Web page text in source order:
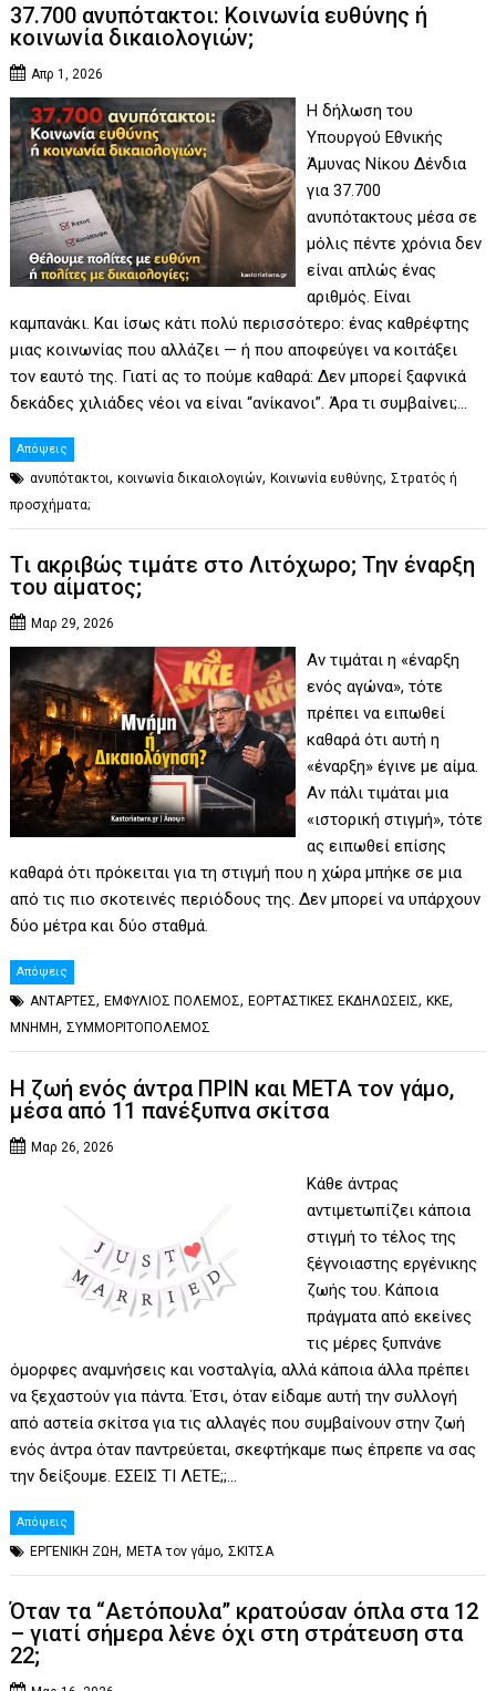
37.700 ανυπότακτοι: Κοινωνία ευθύνης ή
κοινωνία δικαιολογιών;
Απρ 1, 2026
Η δήλωση του
Υπουργού Εθνικής
Άμυνας Νίκου Δένδια
για 37.700
ανυπότακτους μέσα σε
μόλις πέντε χρόνια δεν
είναι απλώς ένας
αριθμός. Είναι
καμπανάκι. Και ίσως κάτι πολύ περισσότερο: ένας καθρέφτης
μιας κοινωνίας που αλλάζει — ή που αποφεύγει να κοιτάξει
τον εαυτό της. Γιατί ας το πούμε καθαρά: Δεν μπορεί ξαφνικά
δεκάδες χιλιάδες νέοι να είναι “ανίκανοι”. Άρα τι συμβαίνει;…
Απόψεις
ανυπότακτοι,κοινωνία δικαιολογιών,Κοινωνία ευθύνης,Στρατός ή
προσχήματα;
Τι ακριβώς τιμάτε στο Λιτόχωρο; Την έναρξη
του αίματος;
Μαρ 29, 2026
Αν τιμάται η «έναρξη
ενός αγώνα», τότε
πρέπει να ειπωθεί
καθαρά ότι αυτή η
«έναρξη» έγινε με αίμα.
Αν πάλι τιμάται μια
«ιστορική στιγμή», τότε
ας ειπωθεί επίσης
καθαρά ότι πρόκειται για τη στιγμή που η χώρα μπήκε σε μια
από τις πιο σκοτεινές περιόδους της. Δεν μπορεί να υπάρχουν
δύο μέτρα και δύο σταθμά.
Απόψεις
ΑΝΤΑΡΤΕΣ,ΕΜΦΥΛΙΟΣ ΠΟΛΕΜΟΣ,ΕΟΡΤΑΣΤΙΚΕΣ ΕΚΔΗΛΩΣΕΙΣ,ΚΚΕ,
ΜΝΗΜΗ,ΣΥΜΜΟΡΙΤΟΠΟΛΕΜΟΣ
Η ζωή ενός άντρα ΠΡΙΝ και ΜΕΤΑ τον γάμο,
μέσα από 11 πανέξυπνα σκίτσα
Μαρ 26, 2026
Κάθε άντρας
αντιμετωπίζει κάποια
στιγμή το τέλος της
ξέγνοιαστης εργένικης
ζωής του. Κάποια
πράγματα από εκείνες
τις μέρες ξυπνάνε
όμορφες αναμνήσεις και νοσταλγία, αλλά κάποια άλλα πρέπει
να ξεχαστούν για πάντα. Έτσι, όταν είδαμε αυτή την συλλογή
από αστεία σκίτσα για τις αλλαγές που συμβαίνουν στην ζωή
ενός άντρα όταν παντρεύεται, σκεφτήκαμε πως έπρεπε να σας
την δείξουμε. ΕΣΕΙΣ ΤΙ ΛΕΤΕ;;…
Απόψεις
ΕΡΓΕΝΙΚΗ ΖΩΗ,ΜΕΤΑ τον γάμο,ΣΚΙΤΣΑ
Όταν τα “Αετόπουλα” κρατούσαν όπλα στα 12
– γιατί σήμερα λένε όχι στη στράτευση στα
22;